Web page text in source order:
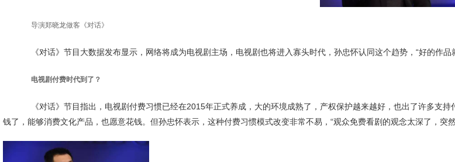
导演郑晓龙做客《对话》
《对话》节目大数据发布显示，网络将成为电视剧主场，电视剧也将进入寡头时代，孙忠怀认同这个趋势，“好的作品
电视剧付费时代到了？
《对话》节目指出，电视剧付费习惯已经在2015年正式养成，大的环境成熟了，产权保护越来越好，也出了许多支持
钱了，能够消费文化产品，也愿意花钱。但孙忠怀表示，这种付费习惯模式改变非常不易，“观众免费看剧的观念太深了，